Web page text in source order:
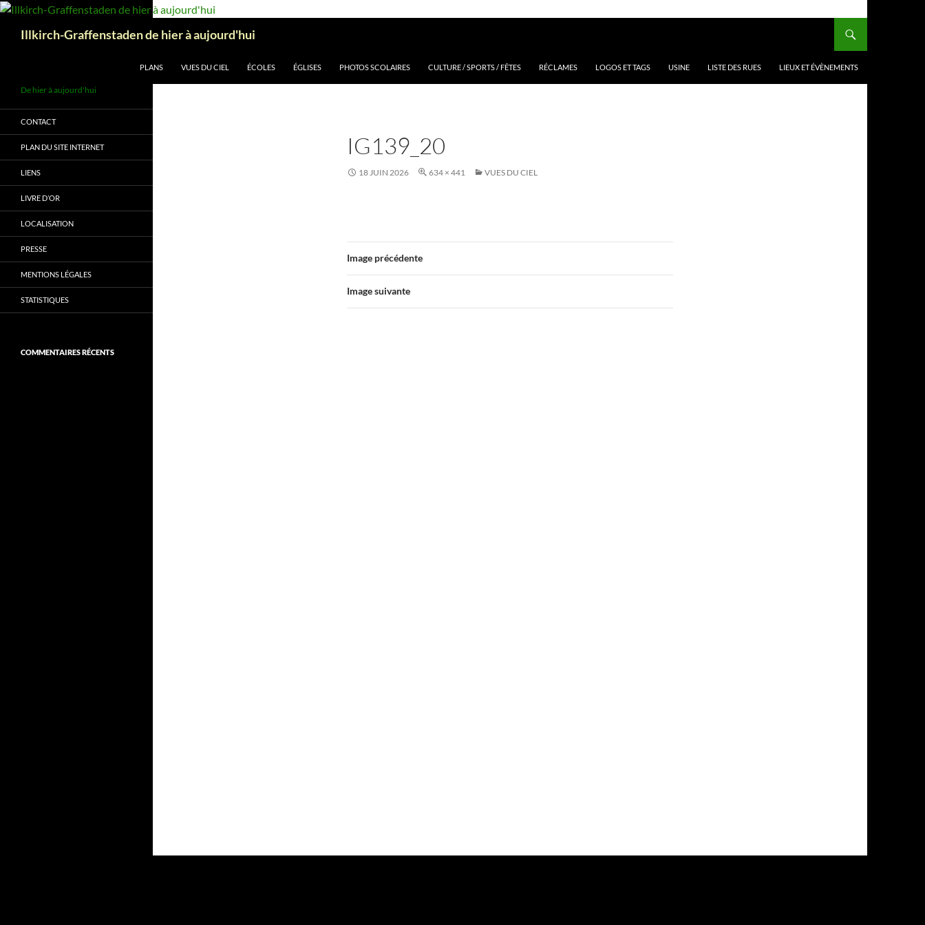
Aller
contenuIllkirch-Graffenstaden de hier à aujourd'hui
PLANS VUES DU CIEL ÉCOLES ÉGLISES PHOTOS SCOLAIRES CULTURE / SPORTS / FÊTES RÉCLAMES LOGOS ET TAGS USINE LISTE DES RUES LIEUX ET ÉVÈNEMENTS
IG139_20
18 JUIN 2026 634 × 441 VUES DU CIEL
Image précédente
Image suivante
De hier à aujourd'hui
CONTACT
PLAN DU SITE INTERNET
LIENS
LIVRE D’OR
LOCALISATION
PRESSE
MENTIONS LÉGALES
STATISTIQUES
COMMENTAIRES RÉCENTS